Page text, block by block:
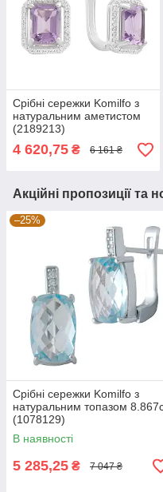
Срібні сережки Komilfo з
натуральним аметистом
(2189213)
4 620,75 ₴ 6 161 ₴
Акційні пропозиції та
–25%
Срібні сережки Komilfo з
натуральним топазом
(1078129)
В наявності
5 285,25 ₴ 7 047 ₴